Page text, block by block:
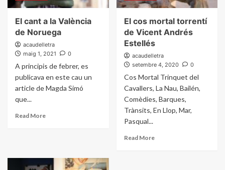
El cant a la València
de Noruega
acaudelletra
maig 1, 2021
0
A principis de febrer, es
publicava en este cau un
article de Magda Simó
que...
Read More
El cos mortal torrentí
de Vicent Andrés
Estellés
acaudelletra
setembre 4, 2020
0
Cos Mortal Trinquet del
Cavallers, La Nau, Bailén,
Comèdies, Barques,
Trànsits, En Llop, Mar,
Pasqual...
Read More